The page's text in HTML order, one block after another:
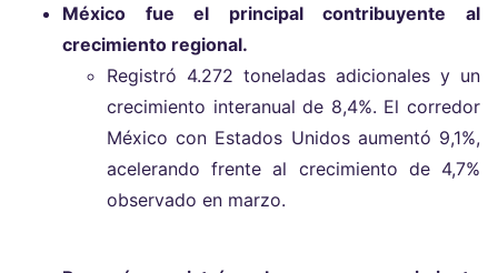
México fue el principal contribuyente al
crecimiento regional.
Registró 4.272 toneladas adicionales y un
crecimiento interanual de 8,4%. El corredor
México con Estados Unidos aumentó 9,1%,
acelerando frente al crecimiento de 4,7%
observado en marzo.